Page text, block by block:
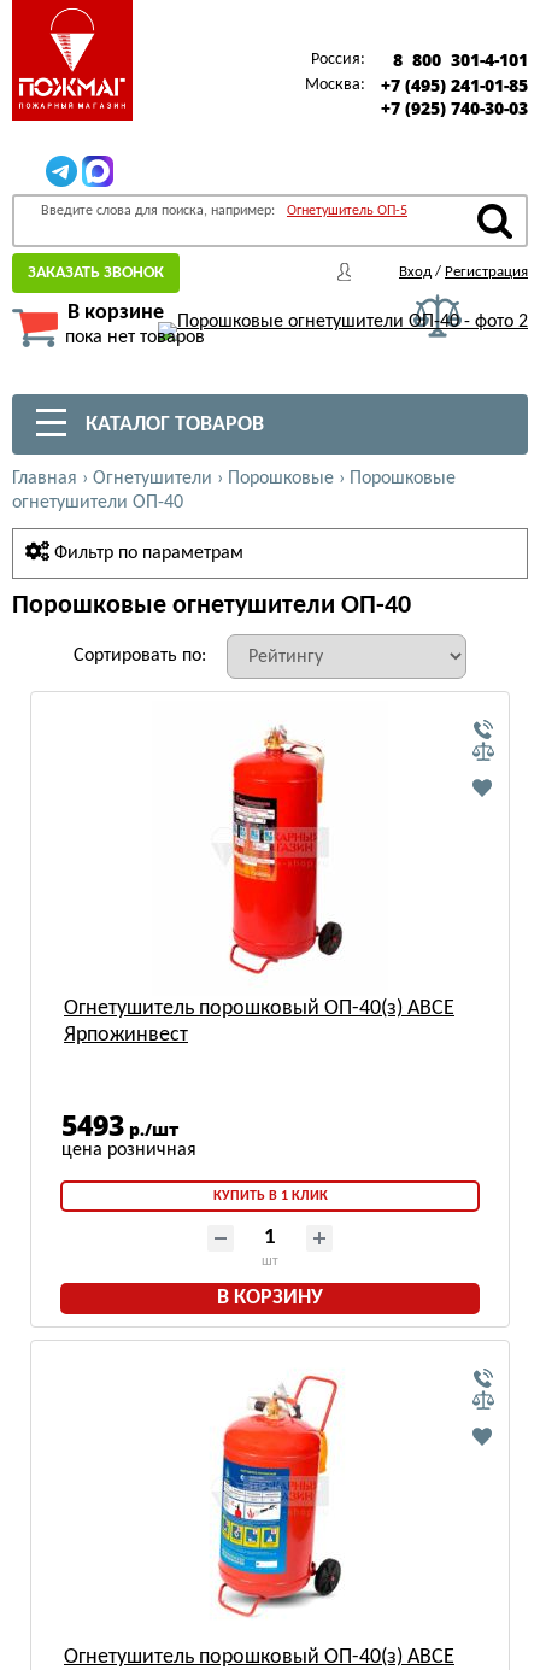
Россия: 8 800 301-4-101
Москва:
+7 (495) 241-01-85
+7 (925) 740-30-03
Введите слова для поиска, например: Огнетушитель ОП-5
ЗАКАЗАТЬ ЗВОНОК Вход / Регистрация
В корзине
пока нет товаров
КАТАЛОГ ТОВАРОВ
Главная › Огнетушители › Порошковые ›
Порошковые
огнетушители ОП-40
Фильтр по параметрам
Порошковые огнетушители ОП-40
Сортировать по:
Огнетушитель порошковый ОП-40(з) АВСЕ
Ярпожинвест
5493 р./шт
КУПИТЬ В 1 КЛИК
шт
В КОРЗИНУ
Огнетушитель порошковый ОП-40(з) АВСЕ